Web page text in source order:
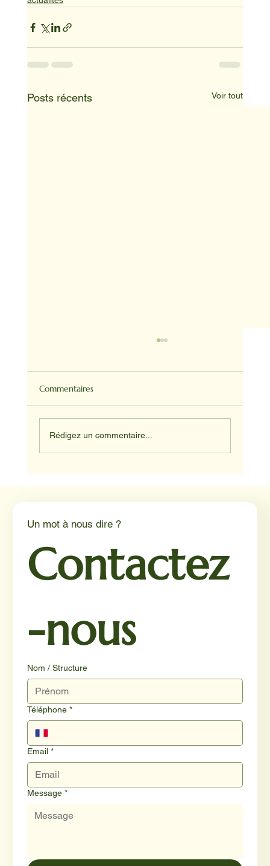
Posts récents Voir tout
Commentaires
Rédigez un commentaire...
Un mot à nous dire ?
Contactez
-nous
Nom / Structure
Téléphone *
Email *
Message *